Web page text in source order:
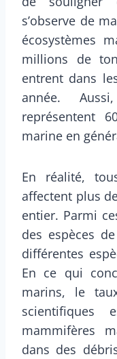
s’observe de
écosystèmes
millions de
entrent dans
année.
représentent
marine en
En réalité,
affectent plus
entier. Parmi
des espèces
différentes
En ce qui
marins, le
scientifiques
mammifères
dans des